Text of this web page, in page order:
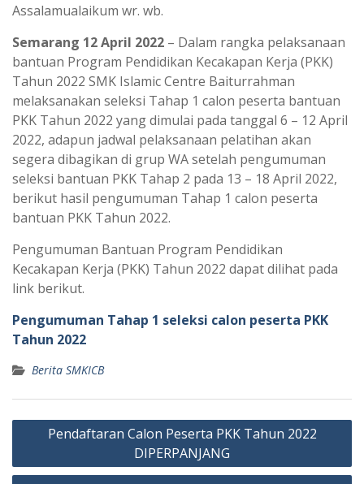
Assalamualaikum wr. wb.
Semarang 12 April 2022 – Dalam rangka pelaksanaan
bantuan Program Pendidikan Kecakapan Kerja (PKK)
Tahun 2022 SMK Islamic Centre Baiturrahman
melaksanakan seleksi Tahap 1 calon peserta bantuan
PKK Tahun 2022 yang dimulai pada tanggal 6 – 12 April
2022, adapun jadwal pelaksanaan pelatihan akan
segera dibagikan di grup WA setelah pengumuman
seleksi bantuan PKK Tahap 2 pada 13 – 18 April 2022,
berikut hasil pengumuman Tahap 1 calon peserta
bantuan PKK Tahun 2022.
Pengumuman Bantuan Program Pendidikan
Kecakapan Kerja (PKK) Tahun 2022 dapat dilihat pada
link berikut.
Pengumuman Tahap 1 seleksi calon peserta PKK
Tahun 2022
Berita SMKICB
Post
Pendaftaran Calon Peserta PKK Tahun 2022
DIPERPANJANG